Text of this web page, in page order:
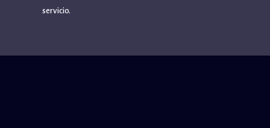
servicio.